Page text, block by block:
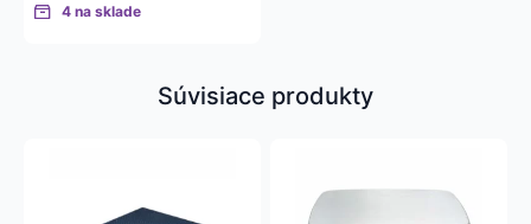
4 na sklade
Súvisiace produkty
produkt